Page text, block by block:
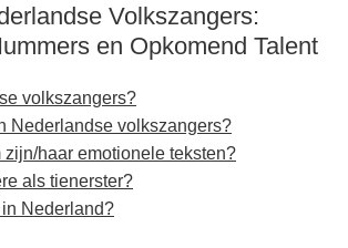
Volkszangers:
en Opkomend Talent
volkszangers?
Nederlandse volkszangers?
haar emotionele teksten?
als tienerster?
Nederland?